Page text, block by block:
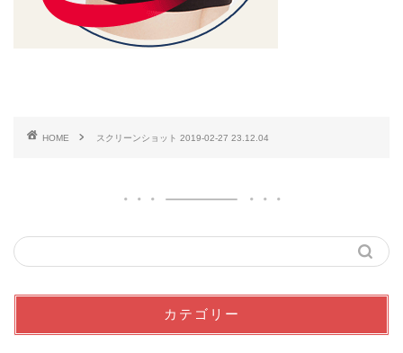
HOME スクリーンショット 2019-02-27 23.12.04
カテゴリー